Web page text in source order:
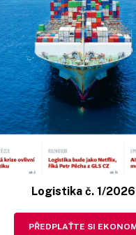
Logistika č. 1/2026
PŘEDPLAŤTE SI